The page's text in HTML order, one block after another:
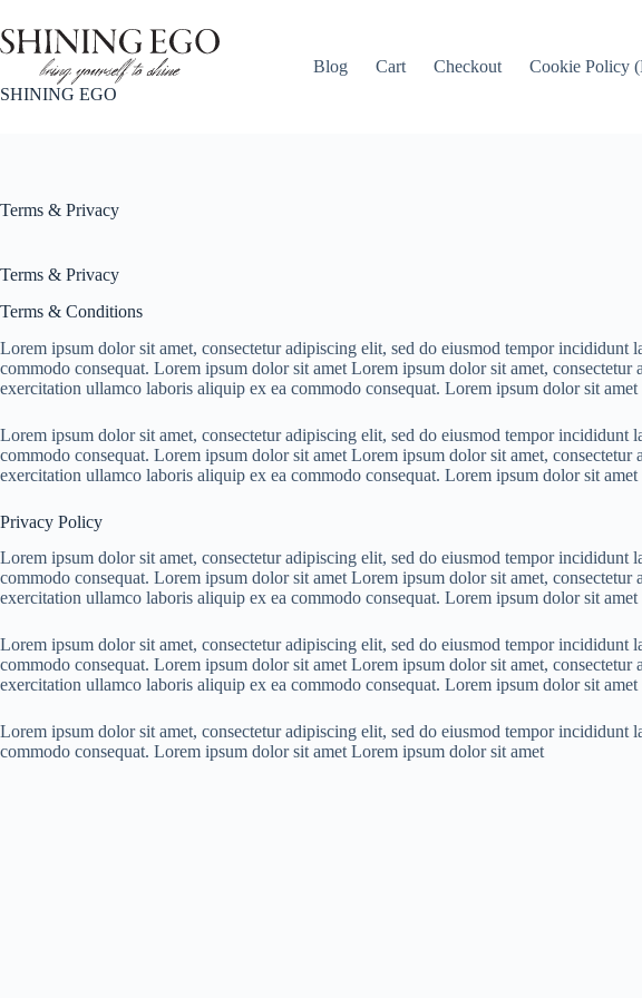
to
content
SHINING EGO
Blog Cart Checkout Cookie Policy
Terms & Privacy
Terms & Privacy
Terms & Conditions
Lorem ipsum dolor sit amet, consectetur adipiscing elit, sed do eiusmod tempor
commodo consequat. Lorem ipsum dolor sit amet Lorem ipsum dolor sit amet,
exercitation ullamco laboris aliquip ex ea commodo consequat. Lorem ipsum dolor sit amet
Lorem ipsum dolor sit amet, consectetur adipiscing elit, sed do eiusmod tempor
commodo consequat. Lorem ipsum dolor sit amet Lorem ipsum dolor sit amet,
exercitation ullamco laboris aliquip ex ea commodo consequat. Lorem ipsum dolor sit amet
Privacy Policy
Lorem ipsum dolor sit amet, consectetur adipiscing elit, sed do eiusmod tempor
commodo consequat. Lorem ipsum dolor sit amet Lorem ipsum dolor sit amet,
exercitation ullamco laboris aliquip ex ea commodo consequat. Lorem ipsum dolor sit amet
Lorem ipsum dolor sit amet, consectetur adipiscing elit, sed do eiusmod tempor
commodo consequat. Lorem ipsum dolor sit amet Lorem ipsum dolor sit amet,
exercitation ullamco laboris aliquip ex ea commodo consequat. Lorem ipsum dolor sit amet
Lorem ipsum dolor sit amet, consectetur adipiscing elit, sed do eiusmod tempor
commodo consequat. Lorem ipsum dolor sit amet Lorem ipsum dolor sit amet